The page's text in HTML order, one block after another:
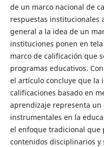
de un marco nacional de
respuestas institucionales
general a la idea de un
instituciones ponen en
marco de calificación que
programas educativos.
el artículo concluye que la
calificaciones basado en
aprendizaje representa
instrumentales en la
el enfoque tradicional que
contenidos disciplinarios y